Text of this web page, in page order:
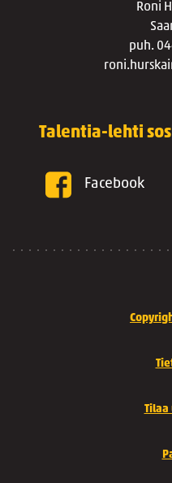
Roni
puh.
Talentia-lehti
Facebook